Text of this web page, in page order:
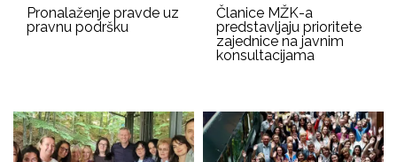
Pronalaženje pravde uz
pravnu podršku
Članice MŽK-a
predstavljaju prioritete
zajednice na javnim
konsultacijama